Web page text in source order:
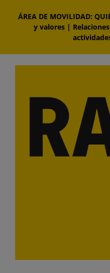
contenido
ÁREA DE MOVILIDAD:
y valores |